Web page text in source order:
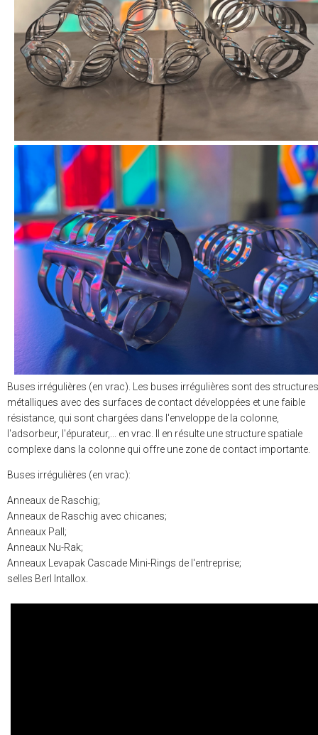
Buses irrégulières (en vrac). Les buses irrégulières sont des structures
métalliques avec des surfaces de contact développées et une faible
résistance, qui sont chargées dans l'enveloppe de la colonne,
l'adsorbeur, l'épurateur,... en vrac. Il en résulte une structure spatiale
complexe dans la colonne qui offre une zone de contact importante.
Buses irrégulières (en vrac):
Anneaux de Raschig;
Anneaux de Raschig avec chicanes;
Anneaux Pall;
Anneaux Nu-Rak;
Anneaux Levapak Cascade Mini-Rings de l'entreprise;
selles Berl Intallox.